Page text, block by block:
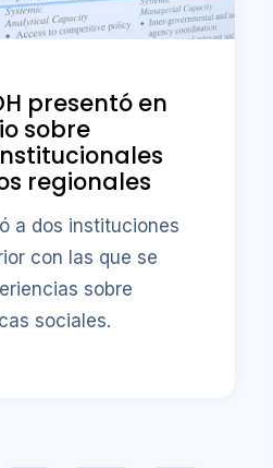
presentó en
sobre
regionales
a dos instituciones
con las que se
sobre
sociales.